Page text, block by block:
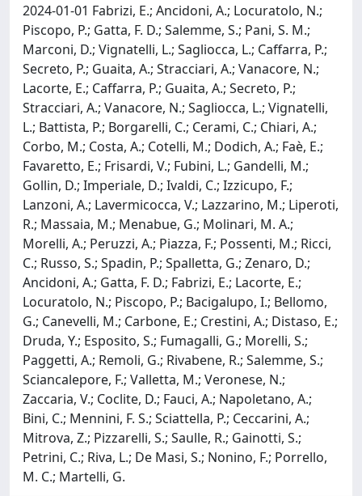
2024-01-01 Fabrizi, E.; Ancidoni, A.; Locuratolo, N.;
Piscopo, P.; Gatta, F. D.; Salemme, S.; Pani, S. M.;
Marconi, D.; Vignatelli, L.; Sagliocca, L.; Caffarra, P.;
Secreto, P.; Guaita, A.; Stracciari, A.; Vanacore, N.;
Lacorte, E.; Caffarra, P.; Guaita, A.; Secreto, P.;
Stracciari, A.; Vanacore, N.; Sagliocca, L.; Vignatelli,
L.; Battista, P.; Borgarelli, C.; Cerami, C.; Chiari, A.;
Corbo, M.; Costa, A.; Cotelli, M.; Dodich, A.; Faè, E.;
Favaretto, E.; Frisardi, V.; Fubini, L.; Gandelli, M.;
Gollin, D.; Imperiale, D.; Ivaldi, C.; Izzicupo, F.;
Lanzoni, A.; Lavermicocca, V.; Lazzarino, M.; Liperoti,
R.; Massaia, M.; Menabue, G.; Molinari, M. A.;
Morelli, A.; Peruzzi, A.; Piazza, F.; Possenti, M.; Ricci,
C.; Russo, S.; Spadin, P.; Spalletta, G.; Zenaro, D.;
Ancidoni, A.; Gatta, F. D.; Fabrizi, E.; Lacorte, E.;
Locuratolo, N.; Piscopo, P.; Bacigalupo, I.; Bellomo,
G.; Canevelli, M.; Carbone, E.; Crestini, A.; Distaso, E.;
Druda, Y.; Esposito, S.; Fumagalli, G.; Morelli, S.;
Paggetti, A.; Remoli, G.; Rivabene, R.; Salemme, S.;
Sciancalepore, F.; Valletta, M.; Veronese, N.;
Zaccaria, V.; Coclite, D.; Fauci, A.; Napoletano, A.;
Bini, C.; Mennini, F. S.; Sciattella, P.; Ceccarini, A.;
Mitrova, Z.; Pizzarelli, S.; Saulle, R.; Gainotti, S.;
Petrini, C.; Riva, L.; De Masi, S.; Nonino, F.; Porrello,
M. C.; Martelli, G.